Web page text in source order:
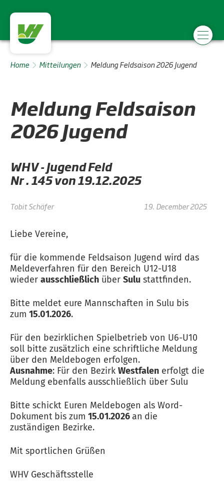
Home Mitteilungen Meldung Feldsaison 2026 Jugend
Meldung Feldsaison
2026 Jugend
WHV - Jugend Feld
Nr . 145 von 19.12.2025
Tobit Schäfer 19. December 2025
Liebe Vereine,
für die kommende Feldsaison Jugend wird das
Meldeverfahren für den Bereich U12-U18
wieder ausschließlich über Sulu stattfinden.
Bitte meldet eure Mannschaften in Sulu bis
zum 15.01.2026.
Für den bezirklichen Spielbetrieb von U6-U10
soll bitte zusätzlich eine schriftliche Meldung
über den Meldebogen erfolgen.
Ausnahme: Für den Bezirk Westfalen erfolgt die
Meldung ebenfalls ausschließlich über Sulu
Bitte schickt Euren Meldebogen als Word-
Dokument bis zum 15.01.2026an die
zuständigen Bezirke.
Mit sportlichen Grüßen
WHV Geschäftsstelle